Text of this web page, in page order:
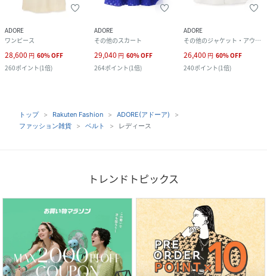
ADORE
ワンピース
28,600 円 60%OFF
260ポイント(1倍)
ADORE
その他のスカート
29,040 円 60%OFF
264ポイント(1倍)
ADORE
その他のジャケット・アウター
26,400 円 60%OFF
240ポイント(1倍)
トップ Rakuten Fashion
ADORE(アドーア)
ファッション雑貨
ベルト レディース
トレンドトピックス